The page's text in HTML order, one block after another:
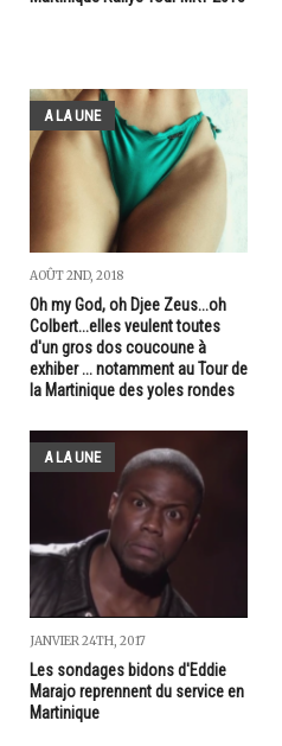
A LA UNE
AOÛT 2ND, 2018
Oh my God, oh Djee Zeus...oh
Colbert...elles veulent toutes
d'un gros dos coucoune à
exhiber ... notamment au Tour de
la Martinique des yoles rondes
A LA UNE
JANVIER 24TH, 2017
Les sondages bidons d'Eddie
Marajo reprennent du service en
Martinique